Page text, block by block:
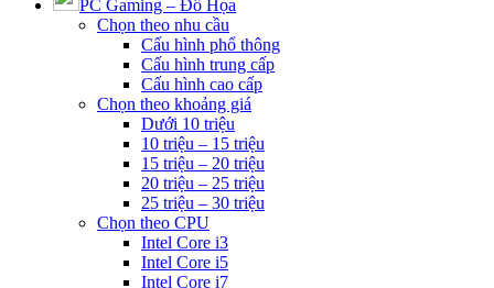
PC Gaming – Đồ Họa
Chọn theo nhu cầu
Cấu hình phổ thông
Cấu hình trung cấp
Cấu hình cao cấp
Chọn theo khoảng giá
Dưới 10 triệu
10 triệu – 15 triệu
15 triệu – 20 triệu
20 triệu – 25 triệu
25 triệu – 30 triệu
Chọn theo CPU
Intel Core i3
Intel Core i5
Intel Core i7